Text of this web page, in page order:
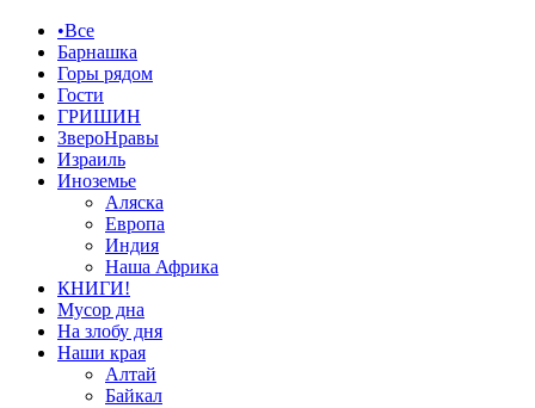
•Все
Барнашка
Горы рядом
Гости
ГРИШИН
ЗвероНравы
Израиль
Иноземье
Аляска
Европа
Индия
Наша Африка
КНИГИ!
Мусор дна
На злобу дня
Наши края
Алтай
Байкал